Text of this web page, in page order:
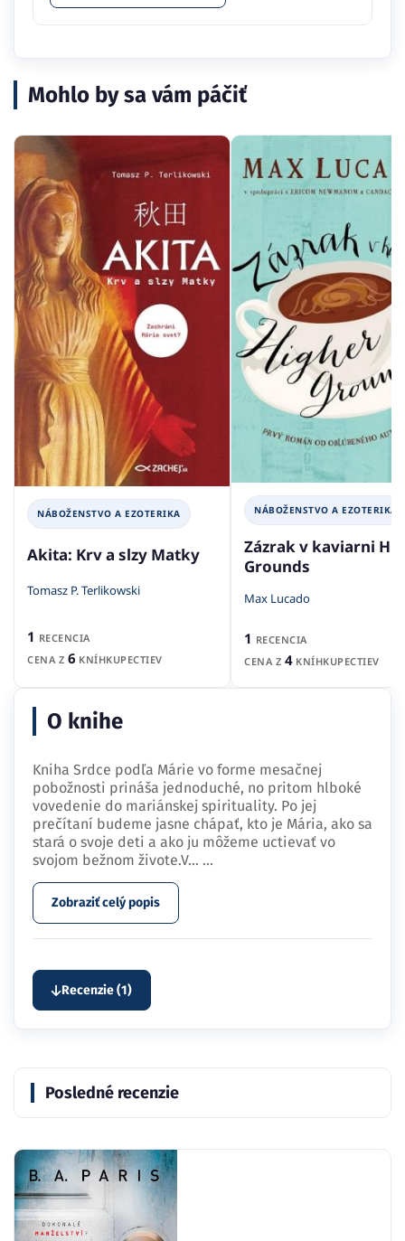
Mohlo by sa vám páčiť
NÁBOŽENSTVO A EZOTERIKA
Akita: Krv a slzy Matky
Tomasz P. Terlikowski
1 RECENCIA
CENA Z 6 KNÍHKUPECTIEV
NÁBOŽENSTVO A EZOTERIKA
Zázrak v kaviarni
Grounds
Max Lucado
1 RECENCIA
CENA Z 4KNÍHKUPECTIEV
O knihe
Kniha Srdce podľa Márie vo forme mesačnej
pobožnosti prináša jednoduché, no pritom hlboké
vovedenie do mariánskej spirituality. Po jej
prečítaní budeme jasne chápať, kto je Mária, ako sa
stará o svoje deti a ako ju môžeme uctievať vo
svojom bežnom živote.V… ...
Zobraziť celý popis
Recenzie (1)
Posledné recenzie